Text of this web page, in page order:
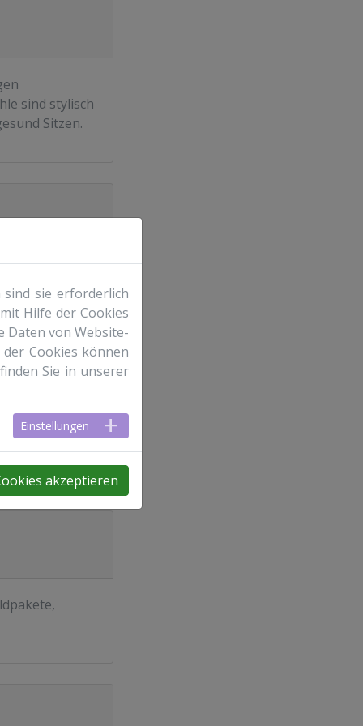
sind stylisch
Sitzen.
bleibt.
sind sie erforderlich
Hilfe der Cookies
Daten von Website-
Cookies können
Sie in unserer
Einstellungen
akzeptieren